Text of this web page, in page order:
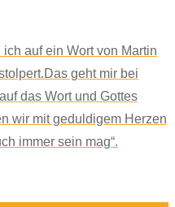
auf ein Wort von Martin
geht mir bei
das Wort und Gottes
wir mit geduldigem Herzen
immer sein mag“.